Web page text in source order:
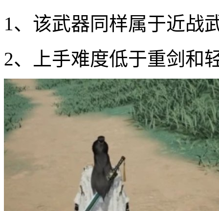
1、该武器同样属于近战
2、上手难度低于重剑和